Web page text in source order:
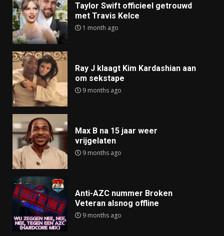
Taylor Swift officieel getrouwd
met Travis Kelce
1 month ago
Ray J klaagt Kim Kardashian aan
om sekstape
9 months ago
Max B na 15 jaar weer
vrijgelaten
9 months ago
Anti-AZC nummer Broken
Veteran alsnog offline
9 months ago